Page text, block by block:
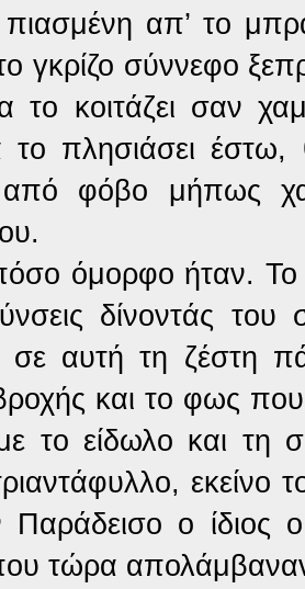
απ’ το
γκρίζο σύννεφο
το κοιτάζει σαν
το πλησιάσει
φόβο μήπως
όμορφο ήταν.
δίνοντάς
αυτή τη ζέστη
και το φως
με το είδωλο και
εκείνο
Παράδεισο ο ίδιος
τώρα